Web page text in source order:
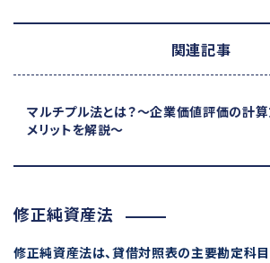
関連記事
マルチプル法とは？～企業価値評価の計算
メリットを解説～
修正純資産法
修正純資産法は、貸借対照表の主要勘定科